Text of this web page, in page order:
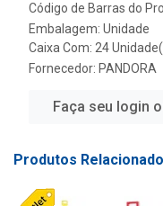
Código de Barras do
Embalagem: Unidade
Caixa Com: 24
Fornecedor: PANDORA
Faça seu login
Produtos